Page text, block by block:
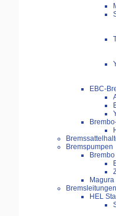
EBC-
Bremspumpen
Brembo
Magura
Bremsleitungen
HEL